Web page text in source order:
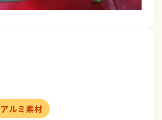
アルミ素材